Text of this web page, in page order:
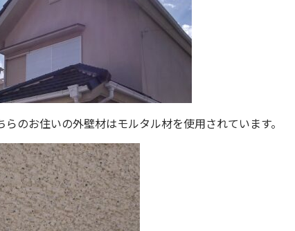
らのお住いの外壁材はモルタル材を使用されています。